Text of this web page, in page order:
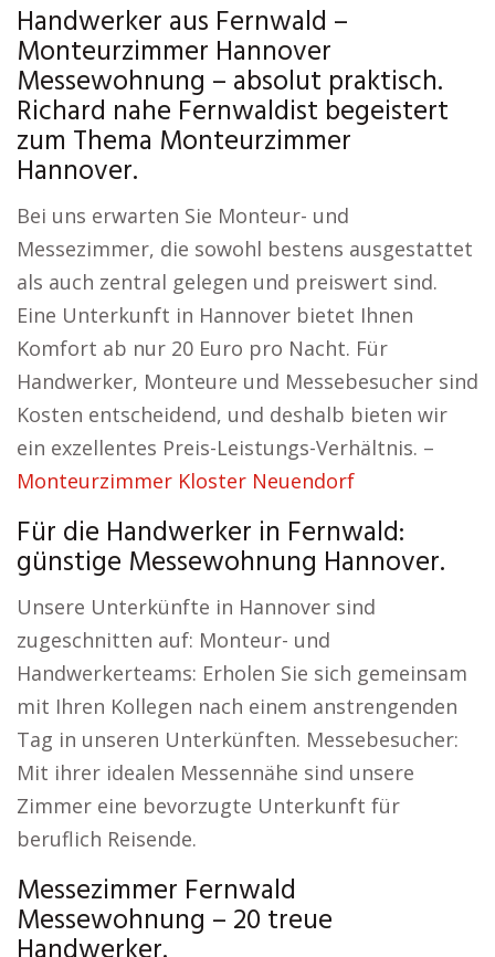
Handwerker aus Fernwald –
Monteurzimmer Hannover
Messewohnung – absolut praktisch.
Richard nahe Fernwaldist begeistert
zum Thema Monteurzimmer
Hannover.
Bei uns erwarten Sie Monteur- und
Messezimmer, die sowohl bestens ausgestattet
als auch zentral gelegen und preiswert sind.
Eine Unterkunft in Hannover bietet Ihnen
Komfort ab nur 20 Euro pro Nacht. Für
Handwerker, Monteure und Messebesucher sind
Kosten entscheidend, und deshalb bieten wir
ein exzellentes Preis-Leistungs-Verhältnis. –
Monteurzimmer Kloster Neuendorf
Für die Handwerker in Fernwald:
günstige Messewohnung Hannover.
Unsere Unterkünfte in Hannover sind
zugeschnitten auf: Monteur- und
Handwerkerteams: Erholen Sie sich gemeinsam
mit Ihren Kollegen nach einem anstrengenden
Tag in unseren Unterkünften. Messebesucher:
Mit ihrer idealen Messennähe sind unsere
Zimmer eine bevorzugte Unterkunft für
beruflich Reisende.
Messezimmer Fernwald
Messewohnung – 20 treue